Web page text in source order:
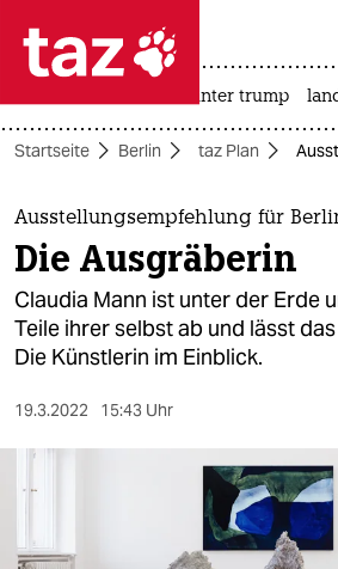
 taz zahl ich
taz zahl ich
themen
politik
öko
sport
berlin
usa unter trump
Startseite Berlin taz Plan
Ausstellungsempfehlung für
Die Ausgräberin
Claudia Mann ist unter der Erde
Teile ihrer selbst ab und lässt
Die Künstlerin im Einblick.
19.3.2022 15:43 Uhr